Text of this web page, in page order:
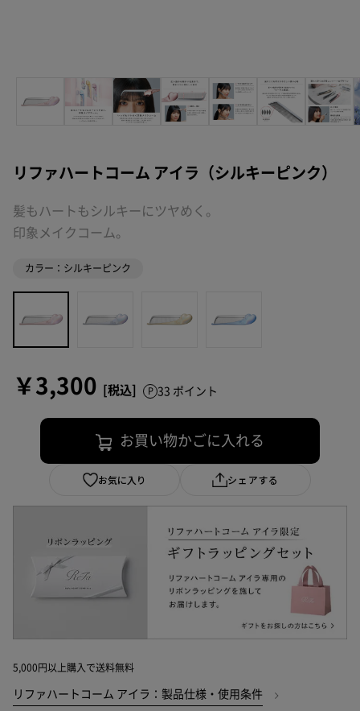
リファハートコーム アイラ（シルキーピンク）
髪もハートもシルキーにツヤめく。
印象メイクコーム。
カラー：シルキーピンク
￥3,300 33 ポイント
お買い物かごに入れる
お気に入り シェアする
5,000円以上購入で送料無料
リファハートコーム アイラ：製品仕様・使用条件